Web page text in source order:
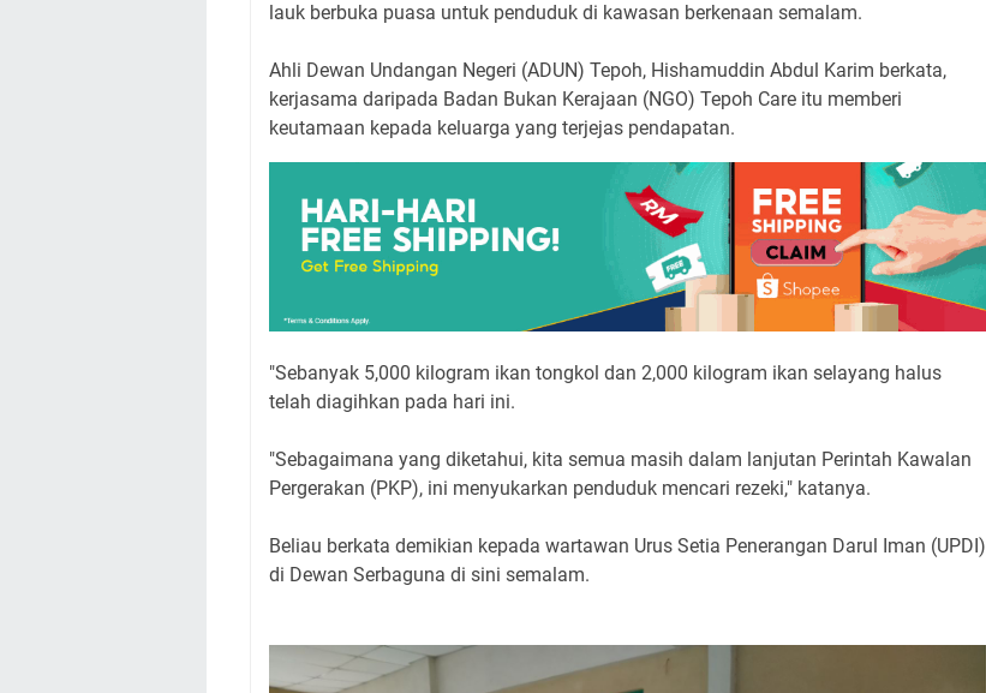
lauk berbuka puasa untuk penduduk di kawasan berkenaan semalam.
Ahli Dewan Undangan Negeri (ADUN) Tepoh, Hishamuddin Abdul Karim berkata,
kerjasama daripada Badan Bukan Kerajaan (NGO) Tepoh Care itu memberi
keutamaan kepada keluarga yang terjejas pendapatan.
"Sebanyak 5,000 kilogram ikan tongkol dan 2,000 kilogram ikan selayang halus
telah diagihkan pada hari ini.
"Sebagaimana yang diketahui, kita semua masih dalam lanjutan Perintah Kawalan
Pergerakan (PKP), ini menyukarkan penduduk mencari rezeki," katanya.
Beliau berkata demikian kepada wartawan Urus Setia Penerangan Darul Iman (UPDI)
di Dewan Serbaguna di sini semalam.